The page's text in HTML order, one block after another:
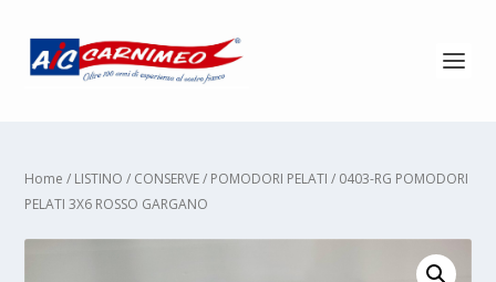
Home / LISTINO / CONSERVE/ POMODORI PELATI / 0403-RG POMODORI
PELATI 3X6 ROSSO GARGANO